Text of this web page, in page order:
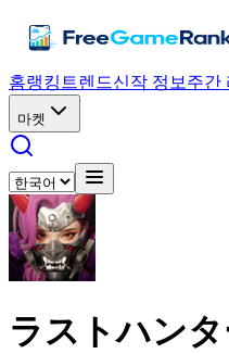
홈랭킹 트렌드신작 정보 주간
마켓
ラストハン